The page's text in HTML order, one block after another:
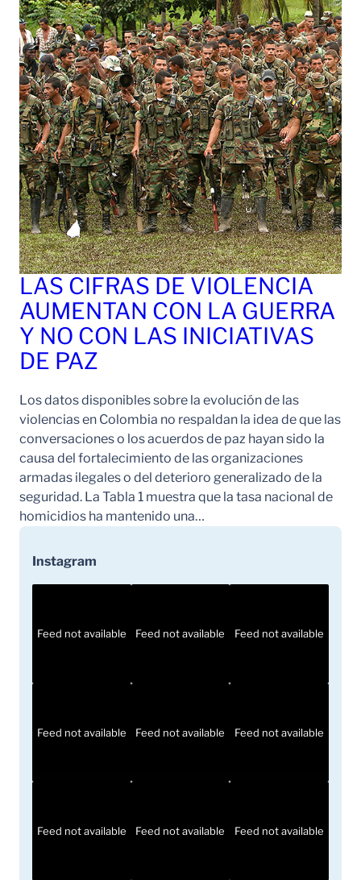
LAS CIFRAS DE VIOLENCIA
AUMENTAN CON LA GUERRA
Y NO CON LAS INICIATIVAS
DE PAZ
Los datos disponibles sobre la evolución de las
violencias en Colombia no respaldan la idea de que las
conversaciones o los acuerdos de paz hayan sido la
causa del fortalecimiento de las organizaciones
armadas ilegales o del deterioro generalizado de la
seguridad. La Tabla 1 muestra que la tasa nacional de
homicidios ha mantenido una…
Instagram
Feed not available Feed not available Feed not available
Feed not available Feed not available Feed not available
Feed not available Feed not available Feed not available